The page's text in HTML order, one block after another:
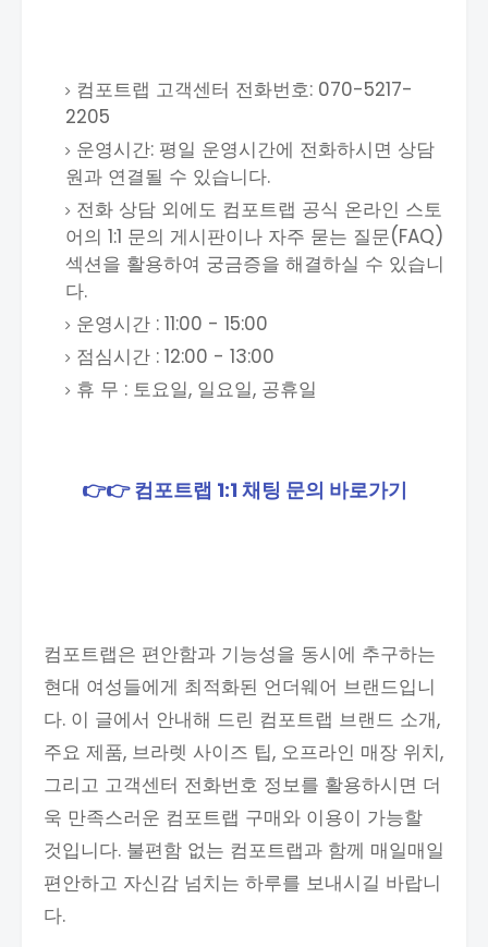
컴포트랩 고객센터 전화번호: 070-5217-
2205
운영시간: 평일 운영시간에 전화하시면 상담
원과 연결될 수 있습니다.
전화 상담 외에도 컴포트랩 공식 온라인 스토
어의 1:1 문의 게시판이나 자주 묻는 질문(FAQ)
섹션을 활용하여 궁금증을 해결하실 수 있습니
다.
운영시간 : 11:00 - 15:00
점심시간 : 12:00 - 13:00
휴 무 : 토요일, 일요일, 공휴일
👉👉 컴포트랩 1:1 채팅 문의 바로가기
컴포트랩은 편안함과 기능성을 동시에 추구하는
현대 여성들에게 최적화된 언더웨어 브랜드입니
다. 이 글에서 안내해 드린 컴포트랩 브랜드 소개,
주요 제품, 브라렛 사이즈 팁, 오프라인 매장 위치,
그리고 고객센터 전화번호 정보를 활용하시면 더
욱 만족스러운 컴포트랩 구매와 이용이 가능할
것입니다. 불편함 없는 컴포트랩과 함께 매일매일
편안하고 자신감 넘치는 하루를 보내시길 바랍니
다.